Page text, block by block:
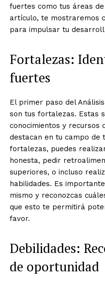
fuertes como tus áreas
artículo, te mostraremos
para impulsar tu
Fortalezas:
fuertes
El primer paso del
son tus fortalezas. Estas
conocimientos y recursos
destacan en tu campo de
fortalezas, puedes
honesta, pedir
superiores, o incluso
habilidades. Es
mismo y reconozcas
que esto te permitirá
favor.
Debilidades:
de oportunidad